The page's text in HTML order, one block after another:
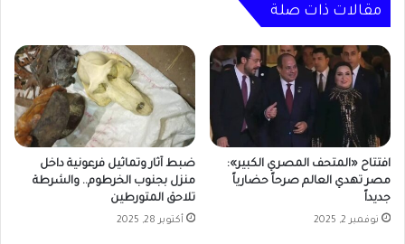
عبر
فوهة
البندقية
مقالات ذات صلة
افتتاح «المتحف المصري الكبير»:
مصر تهدي العالم صرحاً حضارياً
جديداً
نوفمبر 2, 2025
ضبط آثار وتماثيل فرعونية داخل
منزل بجنوب الخرطوم.. والشرطة
تلاحق المتورطين
أكتوبر 28, 2025